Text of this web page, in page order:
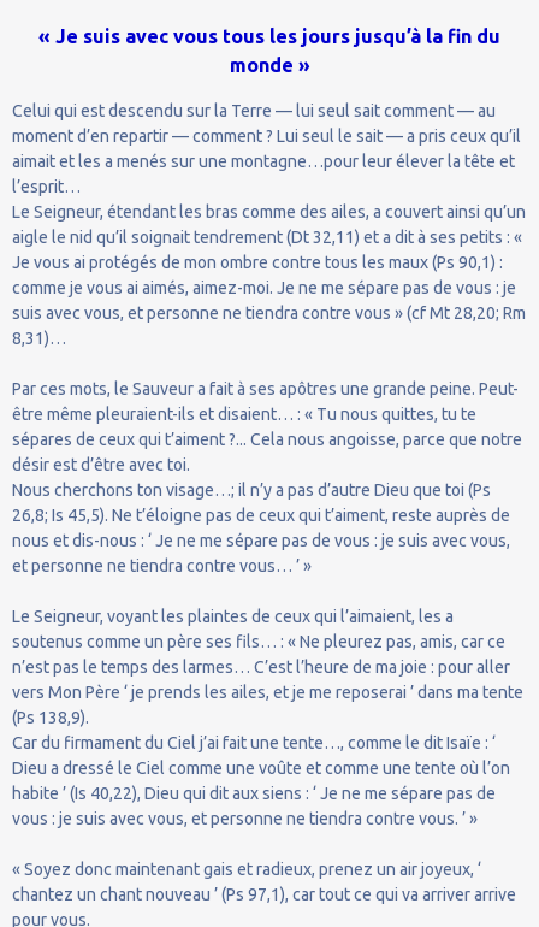
« Je suis avec vous tous les jours jusqu’à la fin du
monde »
Celui qui est descendu sur la Terre — lui seul sait comment — au
moment d’en repartir — comment ? Lui seul le sait — a pris ceux qu’il
aimait et les a menés sur une montagne…pour leur élever la tête et
l’esprit…
Le Seigneur, étendant les bras comme des ailes, a couvert ainsi qu’un
aigle le nid qu’il soignait tendrement (Dt 32,11) et a dit à ses petits : «
Je vous ai protégés de mon ombre contre tous les maux (Ps 90,1) :
comme je vous ai aimés, aimez-moi. Je ne me sépare pas de vous : je
suis avec vous, et personne ne tiendra contre vous » (cf Mt 28,20; Rm
8,31)…
Par ces mots, le Sauveur a fait à ses apôtres une grande peine. Peut-
être même pleuraient-ils et disaient… : « Tu nous quittes, tu te
sépares de ceux qui t’aiment ?... Cela nous angoisse, parce que notre
désir est d’être avec toi.
Nous cherchons ton visage…; il n’y a pas d’autre Dieu que toi (Ps
26,8; Is 45,5). Ne t’éloigne pas de ceux qui t’aiment, reste auprès de
nous et dis-nous : ‘ Je ne me sépare pas de vous : je suis avec vous,
et personne ne tiendra contre vous… ’ »
Le Seigneur, voyant les plaintes de ceux qui l’aimaient, les a
soutenus comme un père ses fils… : « Ne pleurez pas, amis, car ce
n’est pas le temps des larmes… C’est l’heure de ma joie : pour aller
vers Mon Père ‘ je prends les ailes, et je me reposerai ’ dans ma tente
(Ps 138,9).
Car du firmament du Ciel j’ai fait une tente…, comme le dit Isaïe : ‘
Dieu a dressé le Ciel comme une voûte et comme une tente où l’on
habite ’ (Is 40,22), Dieu qui dit aux siens : ‘ Je ne me sépare pas de
vous : je suis avec vous, et personne ne tiendra contre vous. ’ »
« Soyez donc maintenant gais et radieux, prenez un air joyeux, ‘
chantez un chant nouveau ’ (Ps 97,1), car tout ce qui va arriver arrive
pour vous.